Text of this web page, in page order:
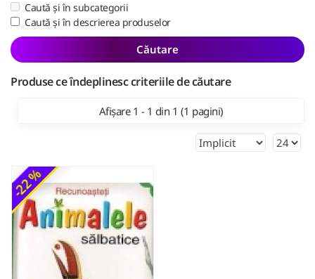
Caută și în subcategorii
Caută și în descrierea produselor
Căutare
Produse ce îndeplinesc criteriile de căutare
Afișare 1 - 1 din 1 (1 pagini)
-22 %